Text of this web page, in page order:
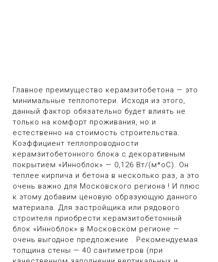
Главное преимущество керамзитобетона — это
минимальные теплопотери. Исходя из этого,
данный фактор обязательно будет влиять не
только на комфорт проживания, но и
естественно на стоимость строительства.
Коэффициент теплопроводности
керамзитобетонного блока с декоративным
покрытием «Инноблок» — 0,126 Вт/(м*оС). Он
теплее кирпича и бетона в несколько раз, а это
очень важно для Московского региона ! И плюс
к этому добавим ценовую образующую данного
материала. Для застройщика или рядового
строителя приобрести керамзитобетонный
блок «Инноблок» в Московском регионе —
очень выгодное предложение . Рекомендуемая
толщина стены — 40 сантиметров (при